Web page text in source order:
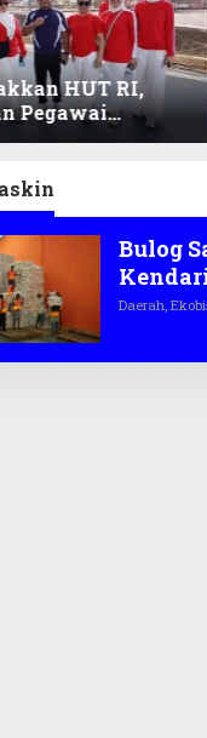
HUT RI,
Pegawai
DPRD Sultra
Bulog
Daerah,